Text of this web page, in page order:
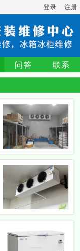
登录 注册
问答
联系